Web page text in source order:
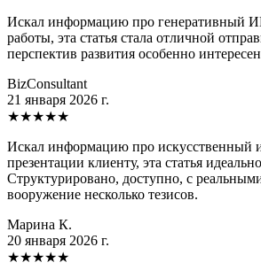
Искал информацию про генеративный
работы, эта статья стала отличной
перспектив развития особенно
BizConsultant
21 января 2026 г.
★★★★★
Искал информацию про искусственный
презентации клиенту, эта статья
Структурировано, доступно, с
вооружение несколько тезисов.
Марина К.
20 января 2026 г.
★★★★★